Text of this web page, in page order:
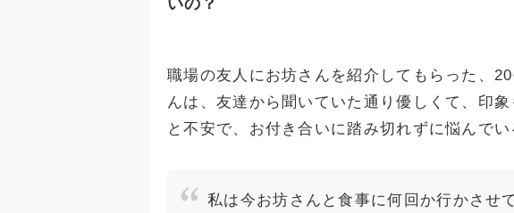
いの？
職場の友人にお坊さんを紹介してもらった、
んは、友達から聞いていた通り優しくて、印
と不安で、お付き合いに踏み切れずに悩んでい
私は今お坊さんと食事に何回か行かさせ